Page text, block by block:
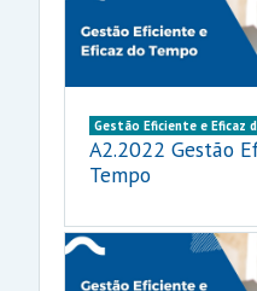
Gestão Eficiente e Eficaz
A2.2022 Gestão
Tempo